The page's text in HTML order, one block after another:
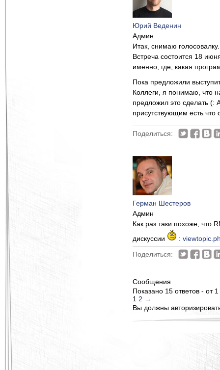
Юрий Веденин
Админ
Итак, снимаю голосовалку.
Встреча состоится 18
именно, где, какая
Пока предложили
Коллеги, я понимаю, что
предложил это сделать (:
присутствующим есть что
Поделиться:
Герман Шестеров
Админ
Как раз таки похоже, что
дискуссии
:
Поделиться:
Сообщения
Показано 15 ответов - от
1 2 →
Вы должны